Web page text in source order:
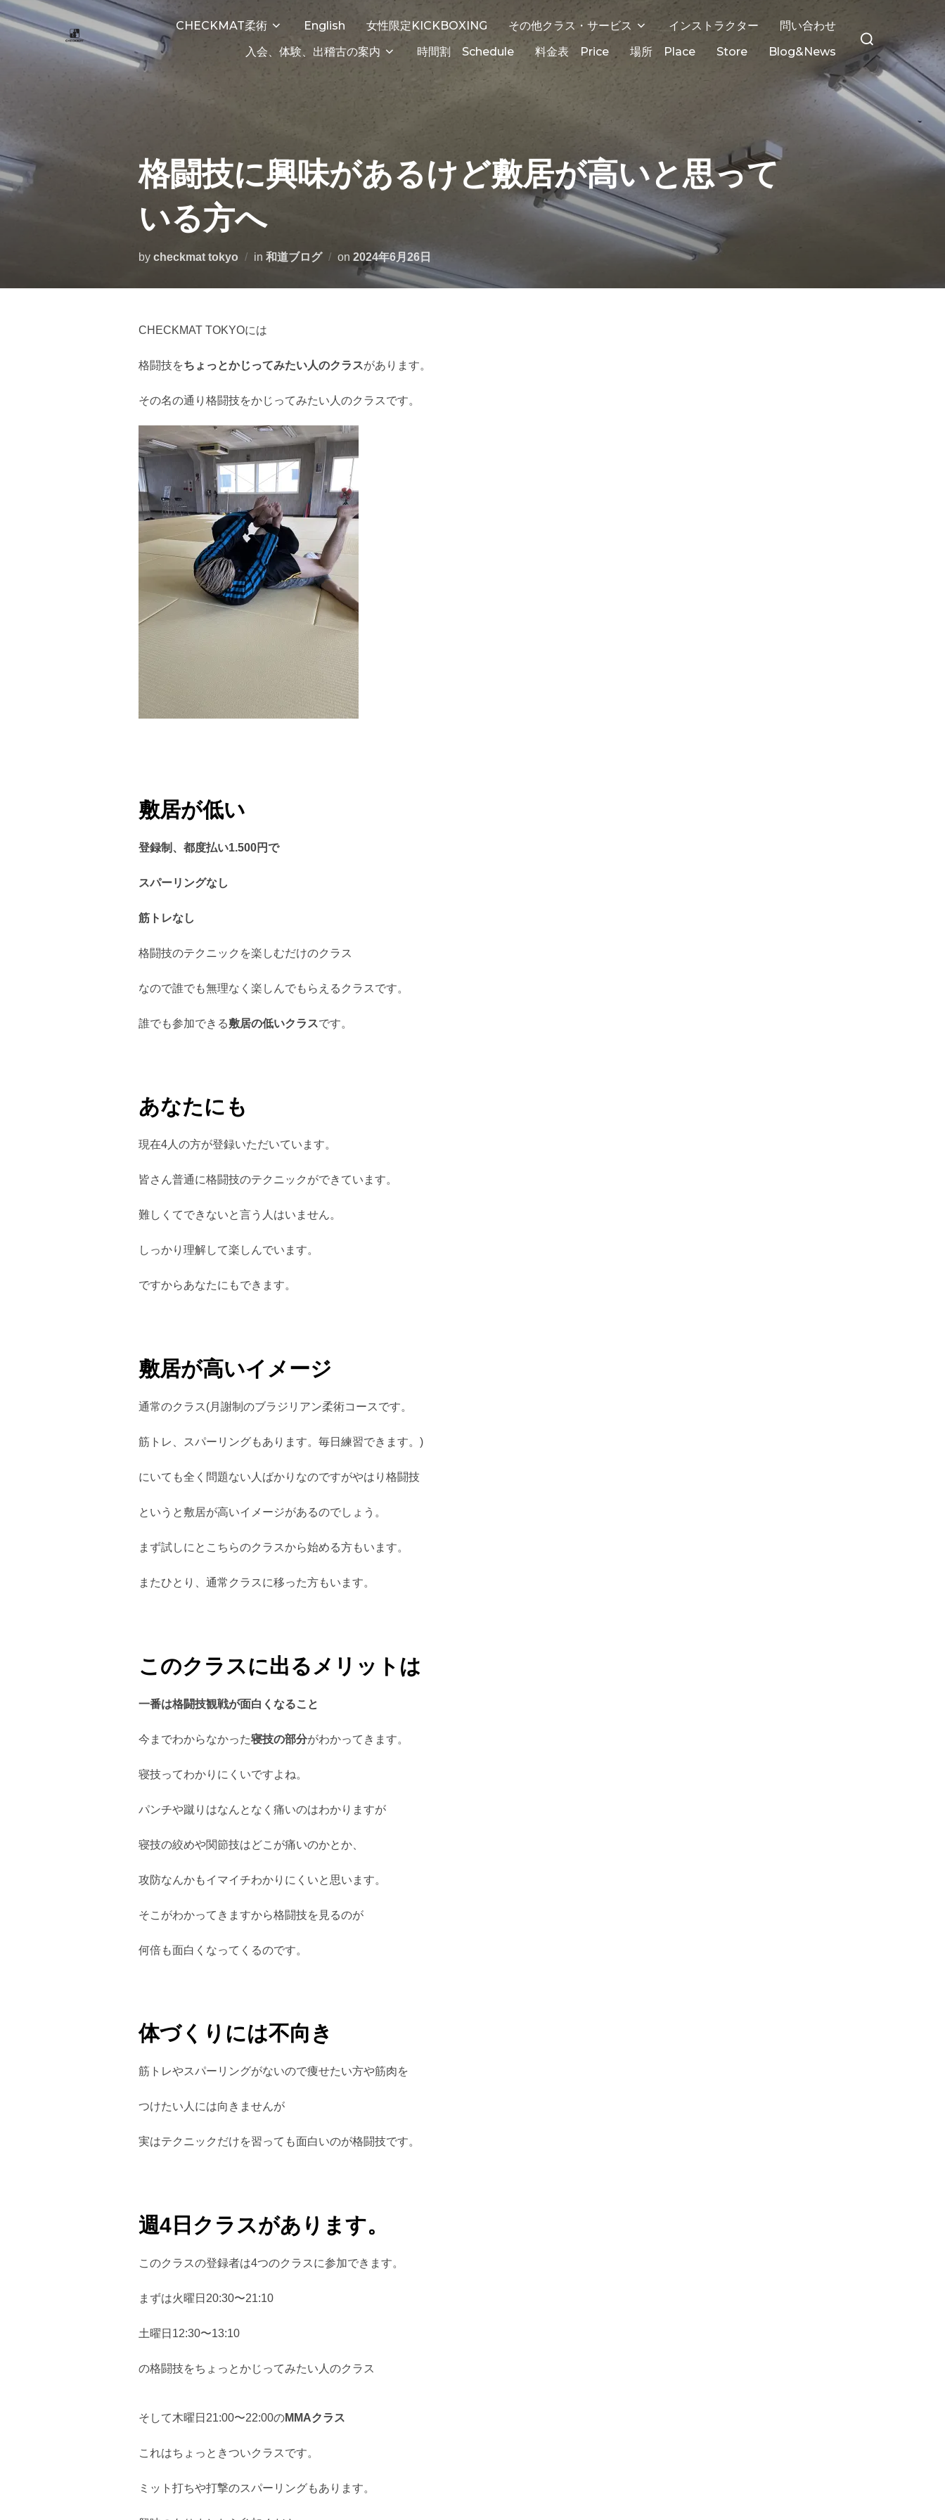
ン
ッ
プ
CHECKMAT柔術 English 女性限定KICKBOXING その他クラス・サービス インストラクター
問い合わせ
入会、体験、出稽古の案内
時間割 Schedule 料金表 Price 場所 Place Store Blog&News
索
対
象:
格闘技に興味があるけど敷居が高いと思って
いる方へ
by checkmat tokyo in 和道ブログ on 投
稿
2024年6月26日
CHECKMAT TOKYOには
格闘技をちょっとかじってみたい人のクラスがあります。
その名の通り格闘技をかじってみたい人のクラスです。
敷居が低い
登録制、都度払い1.500円で
スパーリングなし
筋トレなし
格闘技のテクニックを楽しむだけのクラス
なので誰でも無理なく楽しんでもらえるクラスです。
誰でも参加できる敷居の低いクラスです。
あなたにも
現在4人の方が登録いただいています。
皆さん普通に格闘技のテクニックができています。
難しくてできないと言う人はいません。
しっかり理解して楽しんでいます。
ですからあなたにもできます。
敷居が高いイメージ
通常のクラス(月謝制のブラジリアン柔術コースです。
筋トレ、スパーリングもあります。毎日練習できます。)
にいても全く問題ない人ばかりなのですがやはり格闘技
というと敷居が高いイメージがあるのでしょう。
まず試しにとこちらのクラスから始める方もいます。
またひとり、通常クラスに移った方もいます。
このクラスに出るメリットは
一番は格闘技観戦が面白くなること
今までわからなかった寝技の部分がわかってきます。
寝技ってわかりにくいですよね。
パンチや蹴りはなんとなく痛いのはわかりますが
寝技の絞めや関節技はどこが痛いのかとか、
攻防なんかもイマイチわかりにくいと思います。
そこがわかってきますから格闘技を見るのが
何倍も面白くなってくるのです。
体づくりには不向き
筋トレやスパーリングがないので痩せたい方や筋肉を
つけたい人には向きませんが
実はテクニックだけを習っても面白いのが格闘技です。
週4日クラスがあります。
このクラスの登録者は4つのクラスに参加できます。
まずは火曜日20:30〜21:10
土曜日12:30〜13:10
の格闘技をちょっとかじってみたい人のクラス
そして木曜日21:00〜22:00のMMAクラス
これはちょっときついクラスです。
ミット打ちや打撃のスパーリングもあります。